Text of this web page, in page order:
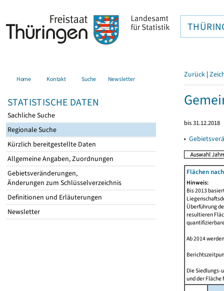
Home Kontakt Suche Newsletter
STATISTISCHE DATEN
Sachliche Suche
Regionale Suche
Kürzlich bereitgestellte Daten
Allgemeine Angaben, Zuordnungen
Gebietsveränderungen,
Änderungen zum Schlüsselverzeichnis
Definitionen und Erläuterungen
Newsletter
Zurück |
bis 31.12.2018
▸
Flächen
Hinweis:
Bis 2013
Überführung
resultieren
Ab 2014
Die Siedlungs-
und der Fläche